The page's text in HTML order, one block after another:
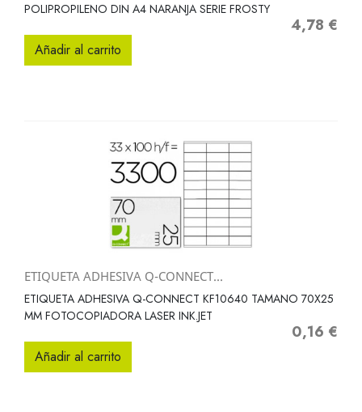
POLIPROPILENO DIN A4 NARANJA SERIE FROSTY
Precio
4,78 €
Añadir al carrito
ETIQUETA ADHESIVA Q-CONNECT...
ETIQUETA ADHESIVA Q-CONNECT KF10640 TAMANO 70X25
MM FOTOCOPIADORA LASER INK.JET
Precio
0,16 €
Añadir al carrito